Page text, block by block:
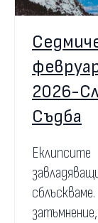
2026-
Съдба